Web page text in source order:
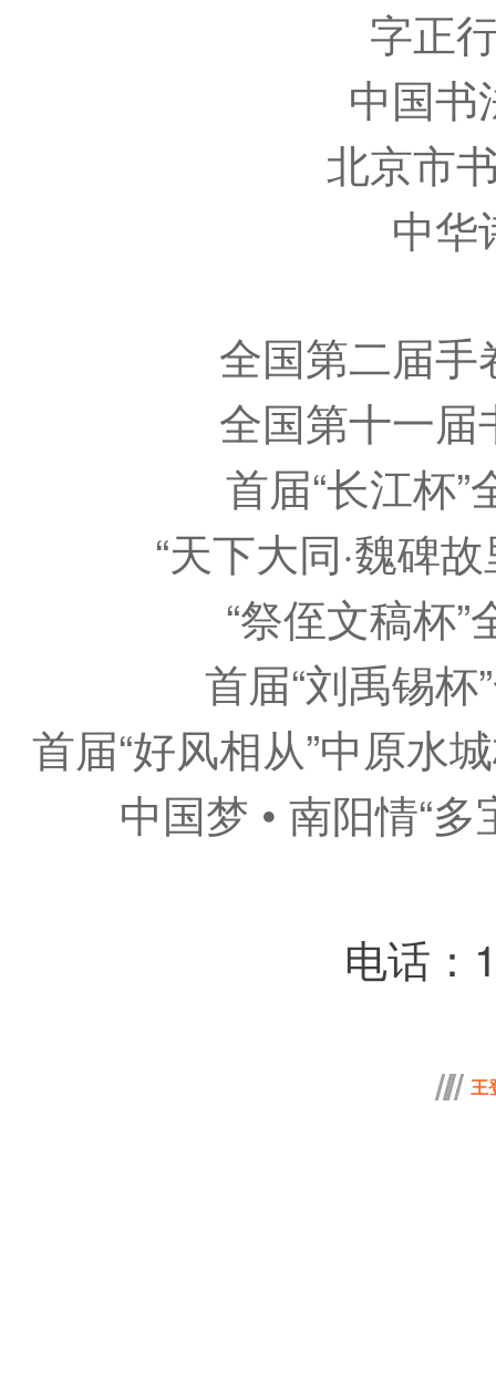
字正
中国书
北京市
中华
全国第二届
全国第十一
首届“长江杯
“天下大同·魏碑
“祭侄文稿杯
首届“刘禹锡
首届“好风相从”中原水
中国梦 • 南阳情“
电话：
王